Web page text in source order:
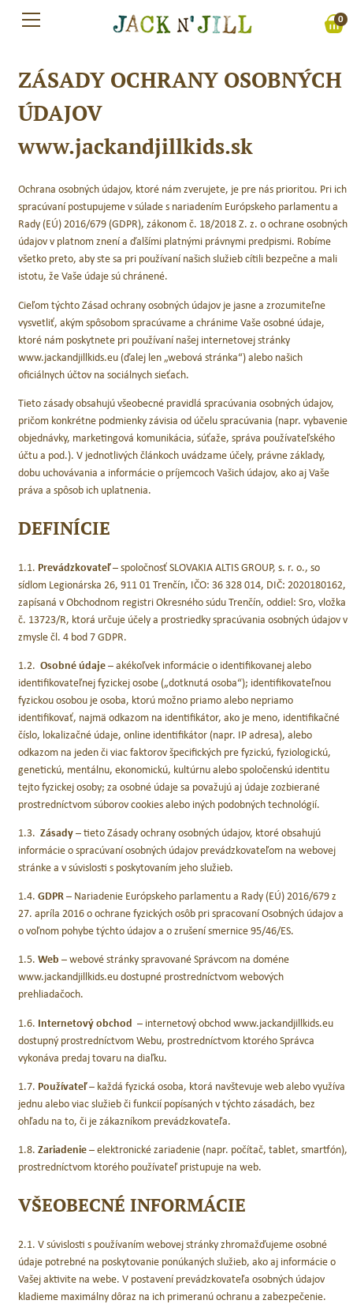
Preskočiť
0
ZÁSADY OCHRANY OSOBNÝCH
ÚDAJOV
www.jackandjillkids.sk
Ochrana osobných údajov, ktoré nám zverujete, je pre nás prioritou. Pri ich
spracúvaní postupujeme v súlade s nariadením Európskeho parlamentu a
Rady (EÚ) 2016/679 (GDPR), zákonom č. 18/2018 Z. z. o ochrane osobných
údajov v platnom znení a ďalšími platnými právnymi predpismi. Robíme
všetko preto, aby ste sa pri používaní našich služieb cítili bezpečne a mali
istotu, že Vaše údaje sú chránené.
Cieľom týchto Zásad ochrany osobných údajov je jasne a zrozumiteľne
vysvetliť, akým spôsobom spracúvame a chránime Vaše osobné údaje,
ktoré nám poskytnete pri používaní našej internetovej stránky
www.jackandjillkids.eu (ďalej len „webová stránka“) alebo našich
oficiálnych účtov na sociálnych sieťach.
Tieto zásady obsahujú všeobecné pravidlá spracúvania osobných údajov,
pričom konkrétne podmienky závisia od účelu spracúvania (napr. vybavenie
objednávky, marketingová komunikácia, súťaže, správa používateľského
účtu a pod.). V jednotlivých článkoch uvádzame účely, právne základy,
dobu uchovávania a informácie o príjemcoch Vašich údajov, ako aj Vaše
práva a spôsob ich uplatnenia.
DEFINÍCIE
1.1. Prevádzkovateľ– spoločnosť SLOVAKIA ALTIS GROUP, s. r. o., so
sídlom Legionárska 26, 911 01 Trenčín, IČO: 36 328 014, DIČ: 2020180162,
zapísaná v Obchodnom registri Okresného súdu Trenčín, oddiel: Sro, vložka
č. 13723/R, ktorá určuje účely a prostriedky spracúvania osobných údajov v
zmysle čl. 4 bod 7 GDPR.
1.2. Osobné údaje– akékoľvek informácie o identifikovanej alebo
identifikovateľnej fyzickej osobe („dotknutá osoba“); identifikovateľnou
fyzickou osobou je osoba, ktorú možno priamo alebo nepriamo
identifikovať, najmä odkazom na identifikátor, ako je meno, identifikačné
číslo, lokalizačné údaje, online identifikátor (napr. IP adresa), alebo
odkazom na jeden či viac faktorov špecifických pre fyzickú, fyziologickú,
genetickú, mentálnu, ekonomickú, kultúrnu alebo spoločenskú identitu
tejto fyzickej osoby; za osobné údaje sa považujú aj údaje zozbierané
prostredníctvom súborov cookies alebo iných podobných technológií.
1.3. Zásady– tieto Zásady ochrany osobných údajov, ktoré obsahujú
informácie o spracúvaní osobných údajov prevádzkovateľom na webovej
stránke a v súvislosti s poskytovaním jeho služieb.
1.4. GDPR– Nariadenie Európskeho parlamentu a Rady (EÚ) 2016/679 z
27. apríla 2016 o ochrane fyzických osôb pri spracovaní Osobných údajov a
o voľnom pohybe týchto údajov a o zrušení smernice 95/46/ES.
1.5. Web – webové stránky spravované Správcom na doméne
www.jackandjillkids.eu dostupné prostredníctvom webových
prehliadačoch.
1.6. Internetový obchod – internetový obchod www.jackandjillkids.eu
dostupný prostredníctvom Webu, prostredníctvom ktorého Správca
vykonáva predaj tovaru na diaľku.
1.7. Používateľ– každá fyzická osoba, ktorá navštevuje web alebo využíva
jednu alebo viac služieb či funkcií popísaných v týchto zásadách, bez
ohľadu na to, či je zákazníkom prevádzkovateľa.
1.8. Zariadenie– elektronické zariadenie (napr. počítač, tablet, smartfón),
prostredníctvom ktorého používateľ pristupuje na web.
VŠEOBECNÉ INFORMÁCIE
2.1. V súvislosti s používaním webovej stránky zhromažďujeme osobné
údaje potrebné na poskytovanie ponúkaných služieb, ako aj informácie o
Vašej aktivite na webe. V postavení prevádzkovateľa osobných údajov
kladieme maximálny dôraz na ich primeranú ochranu a zabezpečenie.